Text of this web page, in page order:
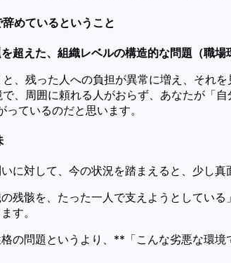
めているということ
を超えた、組織レベルの構造的な問題（職
、残った人への負担が異常に増え、それ
、周囲に頼れる人がおらず、あなたが「
ているのだと思います。
に対して、今の状況を踏まえると、少し真
残骸を、たった一人で支えようとしてい
す。
の問題というより、**「こんな劣悪な環